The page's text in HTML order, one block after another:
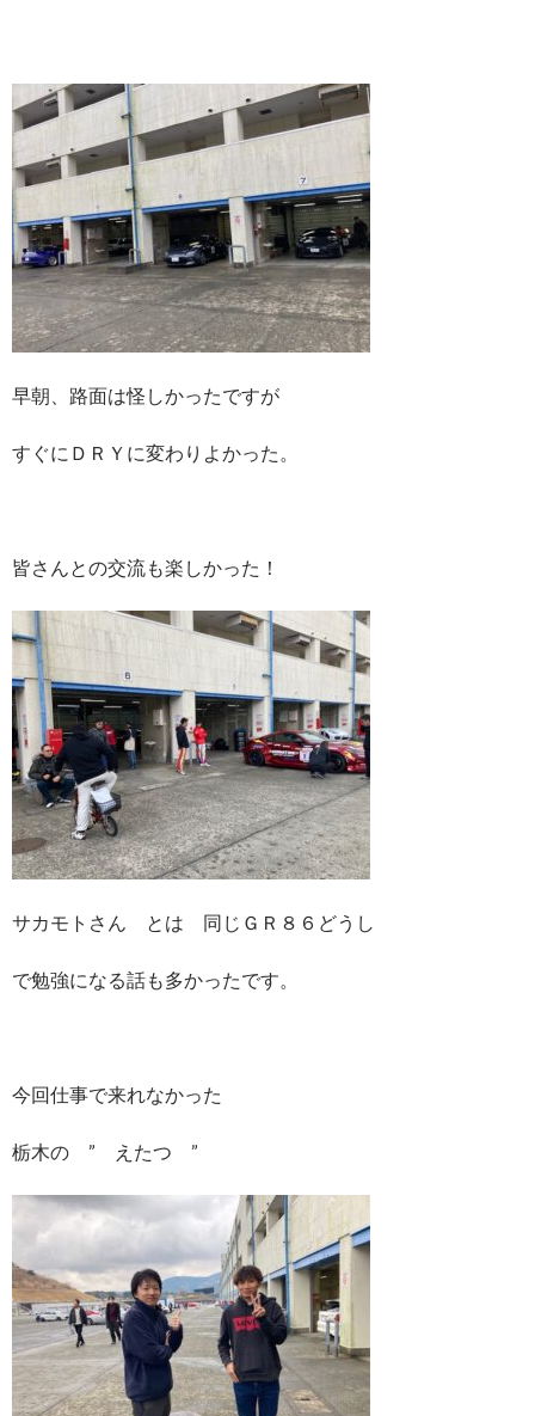
早朝、路面は怪しかったですが
すぐにＤＲＹに変わりよかった。
皆さんとの交流も楽しかった！
サカモトさん とは 同じＧＲ８６どうし
で勉強になる話も多かったです。
今回仕事で来れなかった
栃木の ” えたつ ”